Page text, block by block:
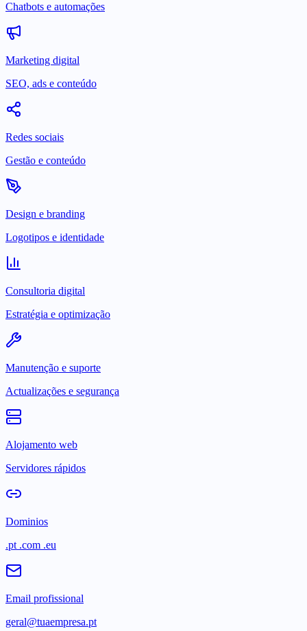
Chatbots e automações
Marketing digital
SEO, ads e conteúdo
Redes sociais
Gestão e conteúdo
Design e branding
Logotipos e identidade
Consultoria digital
Estratégia e optimização
Manutenção e suporte
Actualizações e segurança
Alojamento web
Servidores rápidos
Dominios
.pt .com .eu
Email profissional
geral@tuaempresa.pt